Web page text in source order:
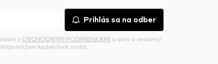
Prihlás sa na odber
s OBCHODNÝMI PODMIENKAMI a som si vedomý/
môžem kedykoľvek zrušiť.